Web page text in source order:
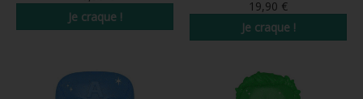
FIGURINES POP SEIGNEUR DES ANNEAUX
FIGURINES POP JEUX VIDÉO
Je craque !
19,90 €
Je craque !